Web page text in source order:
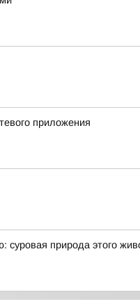
приложения
природа этого